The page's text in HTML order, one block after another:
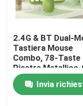
Controllo della
Contattaci
Notizie
2.4G & BT Dual-
Tastiera Mouse
Combo, 78-Taste
Piastra Metallica +
Manopola Rotante,
500mAhInvia